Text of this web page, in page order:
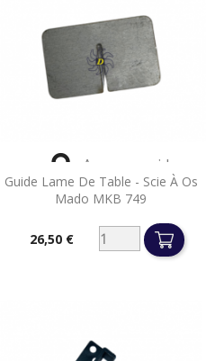
Guide Lame De Table - Scie À Os
Mado MKB 749
26,50 €
 Aperçu rapide